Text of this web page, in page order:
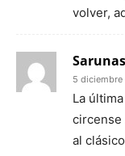
volver,
5
La
circense
al